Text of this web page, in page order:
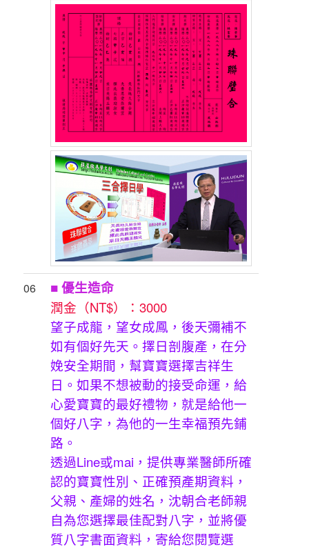
06 ■優生造命
潤金（NT$）：3000
望子成龍，望女成鳳，後天彌補不
如有個好先天。擇日剖腹產，在分
娩安全期間，幫寶寶選擇吉祥生
日。如果不想被動的接受命運，給
心愛寶寶的最好禮物，就是給他一
個好八字，為他的一生幸福預先鋪
路。
透過Line或mai，提供專業醫師所確
認的寶寶性別、正確預產期資料，
父親、產婦的姓名，沈朝合老師親
自為您選擇最佳配對八字，並將優
質八字書面資料，寄給您閱覽選